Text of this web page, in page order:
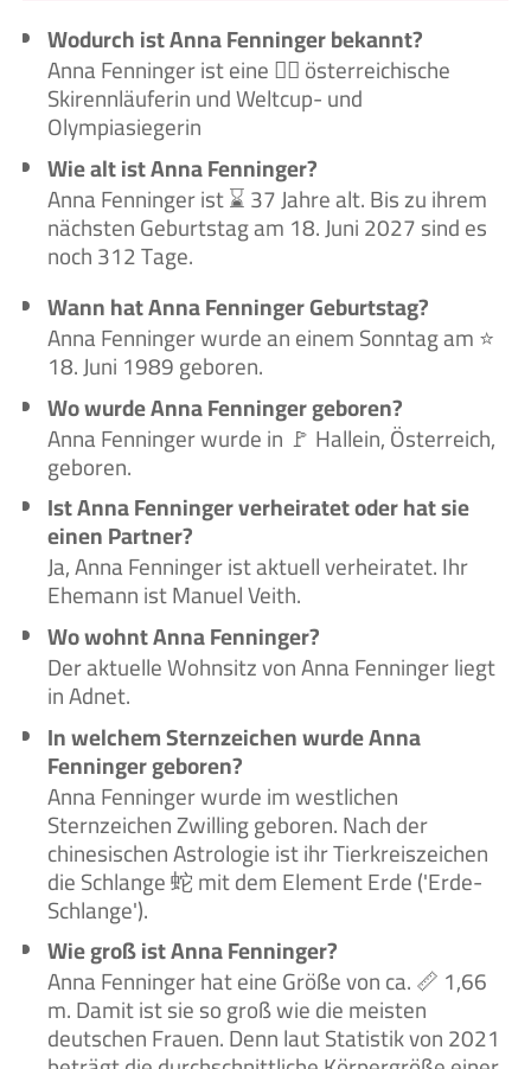
Wodurch ist Anna Fenninger bekannt?
Anna Fenninger ist eine 🙋‍♀️ österreichische
Skirennläuferin und Weltcup- und
Olympiasiegerin
Wie alt ist Anna Fenninger?
Anna Fenninger ist ⌛ 37 Jahre alt. Bis zu ihrem
nächsten Geburtstag am 18. Juni 2027 sind es
noch 312 Tage.
Wann hat Anna Fenninger Geburtstag?
Anna Fenninger wurde an einem Sonntag am ⭐
18. Juni 1989 geboren.
Wo wurde Anna Fenninger geboren?
Anna Fenninger wurde in 🚩 Hallein, Österreich,
geboren.
Ist Anna Fenninger verheiratet oder hat sie
einen Partner?
Ja, Anna Fenninger ist aktuell verheiratet. Ihr
Ehemann ist Manuel Veith.
Wo wohnt Anna Fenninger?
Der aktuelle Wohnsitz von Anna Fenninger liegt
in Adnet.
In welchem Sternzeichen wurde Anna
Fenninger geboren?
Anna Fenninger wurde im westlichen
Sternzeichen Zwilling geboren. Nach der
chinesischen Astrologie ist ihr Tierkreiszeichen
die Schlange 蛇 mit dem Element Erde ('Erde-
Schlange').
Wie groß ist Anna Fenninger?
Anna Fenninger hat eine Größe von ca. 📏 1,66
m. Damit ist sie so groß wie die meisten
deutschen Frauen. Denn laut Statistik von 2021